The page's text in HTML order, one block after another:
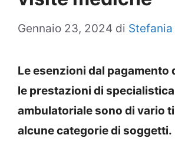
Gennaio 23, 2024 di Stefania
Le esenzioni dal pagamento
le prestazioni di specialistica
ambulatoriale sono di vario
alcune categorie di soggetti.